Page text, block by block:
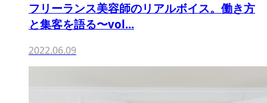
フリーランス美容師のリアルボイス。働き方
と集客を語る〜vol...
2022.06.09